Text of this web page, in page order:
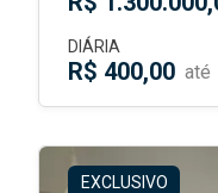
DIÁRIA
R$ 400,00 até
EXCLUSIVO